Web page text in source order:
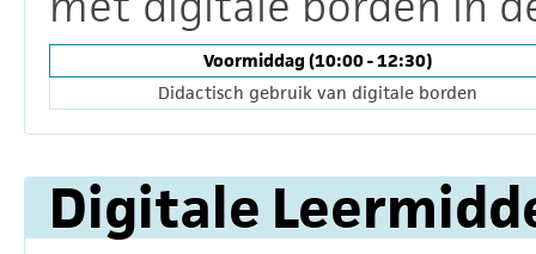
Voormiddag (10:00 - 12:30)
Didactisch gebruik van digitale borden
Digitale